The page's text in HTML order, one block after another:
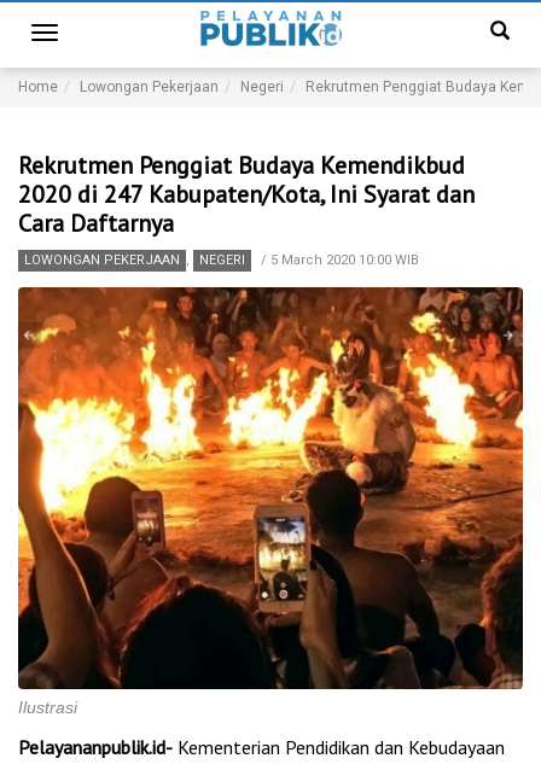
Toggle
navigation
Home Lowongan Pekerjaan Negeri Rekrutmen Penggiat Budaya
Rekrutmen Penggiat Budaya Kemendikbud
2020 di 247 Kabupaten/Kota, Ini Syarat dan
Cara Daftarnya
LOWONGAN PEKERJAAN , NEGERI / 5 March 2020 10:00 WIB
Ilustrasi
Pelayananpublik.id- Kementerian Pendidikan dan Kebudayaan